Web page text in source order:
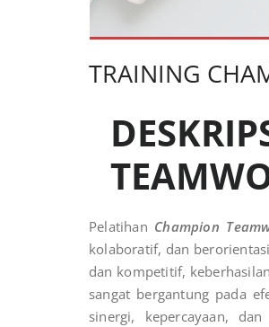
TRAINING
Pelatihan Champion
kolaboratif, dan
dan kompetitif,
sangat bergantung pada
sinergi, kepercayaan,